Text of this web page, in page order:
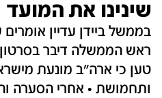
שינינו את המועד
בממשל ביידן עדיין
ראש הממשלה דיבר
טען כי ארה"ב מונעת
ותחמושת • אחרי הסערה